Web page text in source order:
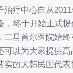
治疗中心自从
，终于开始正式
三星首尔医院始
可以为大家提供
实的大韩民国代